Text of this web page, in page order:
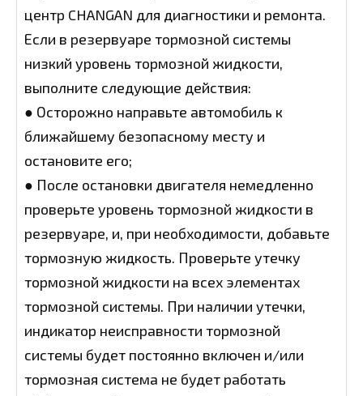
центр CHANGAN для диагностики и ремонта.
Если в резервуаре тормозной системы
низкий уровень тормозной жидкости,
выполните следующие действия:
● Осторожно направьте автомобиль к
ближайшему безопасному месту и
остановите его;
● После остановки двигателя немедленно
проверьте уровень тормозной жидкости в
резервуаре, и, при необходимости, добавьте
тормозную жидкость. Проверьте утечку
тормозной жидкости на всех элементах
тормозной системы. При наличии утечки,
индикатор неисправности тормозной
системы будет постоянно включен и/или
тормозная система не будет работать